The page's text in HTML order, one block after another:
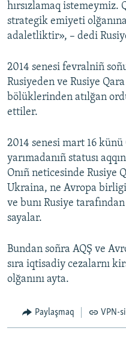
hırsızlamaq istemeymiz.
strategik emiyeti
adaletliktir», – dedi
2014 senesi fevralniñ
Rusiyeden ve Rusiye
bölüklerinden atılğan
ettiler.
2014 senesi mart 16 künü
yarımadanıñ statusı
Onıñ neticesinde Rusiye
Ukraina, ne Avropa
ve bunı Rusiye
sayalar.
Bundan soñra AQŞ ve
sıra iqtisadiy cezalarnı
olğanını ayta.
Paylaşmaq VPN-